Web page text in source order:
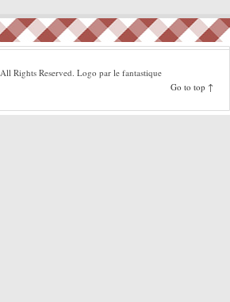
. All Rights Reserved. Logo par le fantastique
Go to top ↑